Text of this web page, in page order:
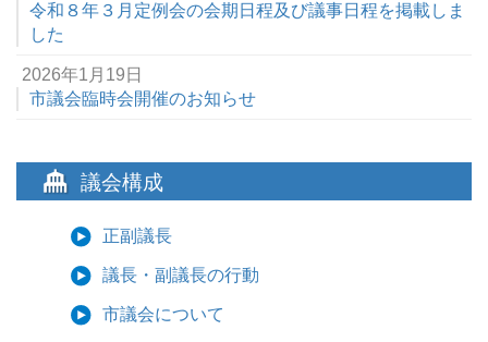
令和８年３月定例会の会期日程及び議事日程を掲載しま
した
2026年1月19日
市議会臨時会開催のお知らせ
議会構成
正副議長
議長・副議長の行動
市議会について